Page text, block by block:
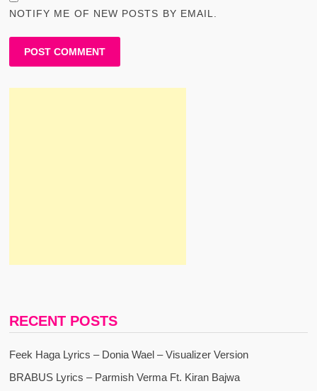
NOTIFY ME OF NEW POSTS BY EMAIL.
RECENT POSTS
Feek Haga Lyrics – Donia Wael – Visualizer Version
BRABUS Lyrics – Parmish Verma Ft. Kiran Bajwa